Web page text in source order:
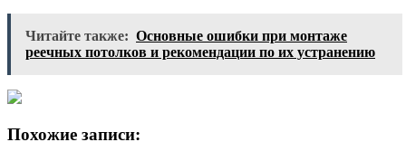
Читайте также: Основные ошибки при монтаже
реечных потолков и рекомендации по их устранению
Похожие записи: